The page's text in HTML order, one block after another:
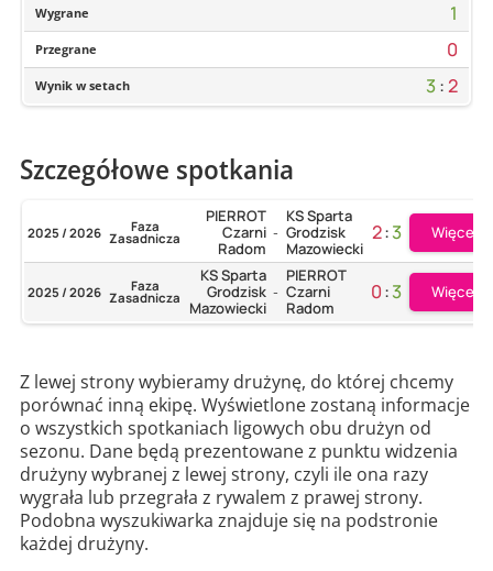
Wygrane 1
Przegrane 0
Wynik w setach 3:2
Szczegółowe spotkania
2025 / 2026 Faza
Zasadnicza
PIERROT
Czarni
Radom
-
KS Sparta
Grodzisk
Mazowiecki
2:3 Więcej
2025 / 2026 Faza
Zasadnicza
KS Sparta
Grodzisk
Mazowiecki
-
PIERROT
Czarni
Radom
0:3 Więcej
Z lewej strony wybieramy drużynę, do której chcemy
porównać inną ekipę. Wyświetlone zostaną informacje
o wszystkich spotkaniach ligowych obu drużyn od
sezonu. Dane będą prezentowane z punktu widzenia
drużyny wybranej z lewej strony, czyli ile ona razy
wygrała lub przegrała z rywalem z prawej strony.
Podobna wyszukiwarka znajduje się na podstronie
każdej drużyny.